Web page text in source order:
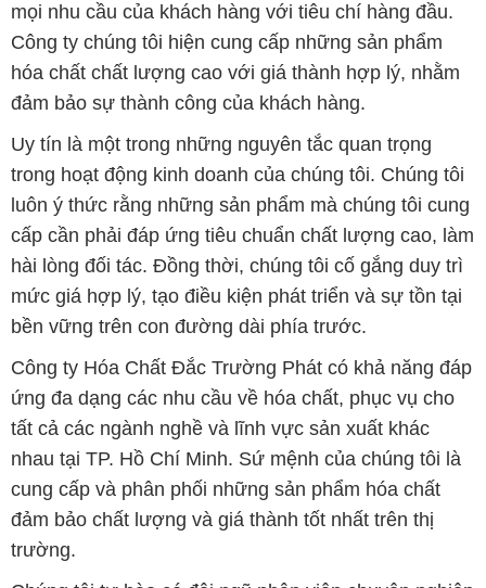
mọi nhu cầu của khách hàng với tiêu chí hàng đầu.
Công ty chúng tôi hiện cung cấp những sản phẩm
hóa chất chất lượng cao với giá thành hợp lý, nhằm
đảm bảo sự thành công của khách hàng.
Uy tín là một trong những nguyên tắc quan trọng
trong hoạt động kinh doanh của chúng tôi. Chúng tôi
luôn ý thức rằng những sản phẩm mà chúng tôi cung
cấp cần phải đáp ứng tiêu chuẩn chất lượng cao, làm
hài lòng đối tác. Đồng thời, chúng tôi cố gắng duy trì
mức giá hợp lý, tạo điều kiện phát triển và sự tồn tại
bền vững trên con đường dài phía trước.
Công ty Hóa Chất Đắc Trường Phát có khả năng đáp
ứng đa dạng các nhu cầu về hóa chất, phục vụ cho
tất cả các ngành nghề và lĩnh vực sản xuất khác
nhau tại TP. Hồ Chí Minh. Sứ mệnh của chúng tôi là
cung cấp và phân phối những sản phẩm hóa chất
đảm bảo chất lượng và giá thành tốt nhất trên thị
trường.